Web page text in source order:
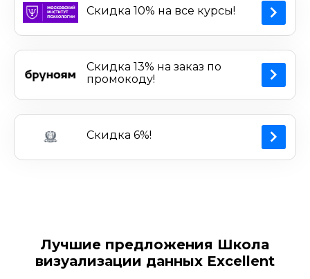
Скидка 10% на все курсы!
Скидка 13% на заказ по
промокоду!
Скидка 6%!
Лучшие предложения Школа
визуализации данных Excellent